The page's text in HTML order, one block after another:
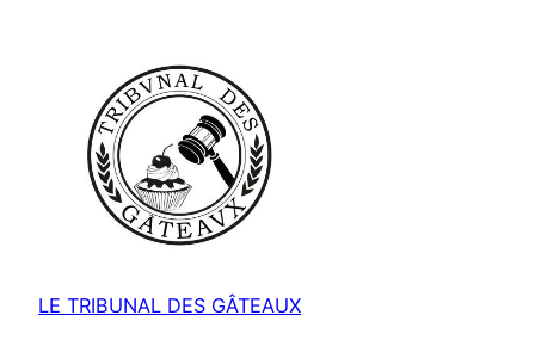
LE TRIBUNAL DES GÂTEAUX